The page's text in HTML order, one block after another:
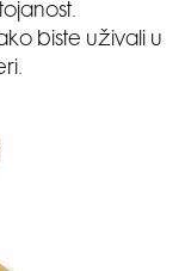
biste uživali u